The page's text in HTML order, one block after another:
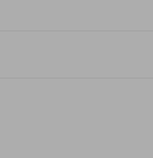
1996-1998(Blanco)